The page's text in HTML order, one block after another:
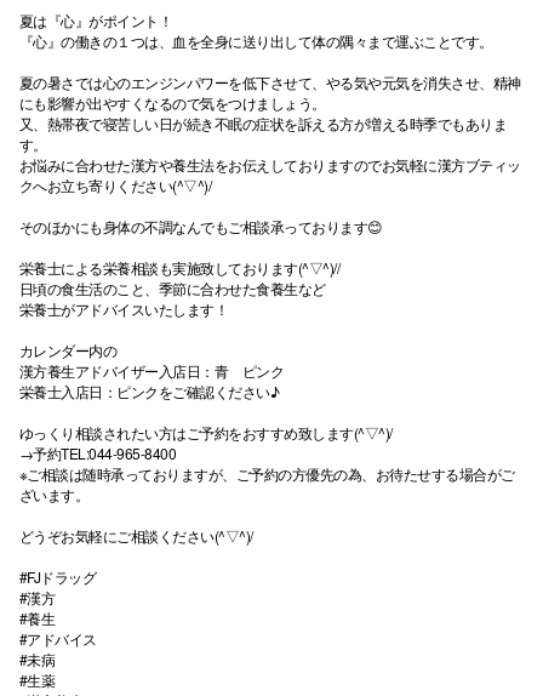
夏は『心』がポイント！
『心』の働きの１つは、血を全身に送り出して体の隅々まで運ぶことです。
夏の暑さでは心のエンジンパワーを低下させて、やる気や元気を消失させ、精神
にも影響が出やすくなるので気をつけましょう。
又、熱帯夜で寝苦しい日が続き不眠の症状を訴える方が増える時季でもありま
す。
お悩みに合わせた漢方や養生法をお伝えしておりますのでお気軽に漢方ブティッ
クへお立ち寄りください(^▽^)/
そのほかにも身体の不調なんでもご相談承っております😊
栄養士による栄養相談も実施致しております(^▽^)//
日頃の食生活のこと、季節に合わせた食養生など
栄養士がアドバイスいたします！
カレンダー内の
漢方養生アドバイザー入店日：青 ピンク
栄養士入店日：ピンクをご確認ください♪
ゆっくり相談されたい方はご予約をおすすめ致します(^▽^)/
→予約TEL:044-965-8400
※ご相談は随時承っておりますが、ご予約の方優先の為、お待たせする場合がご
ざいます。
どうぞお気軽にご相談ください(^▽^)/
#FJドラッグ
#漢方
#養生
#アドバイス
#未病
#生薬